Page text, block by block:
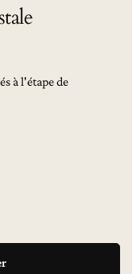
à l'étape de